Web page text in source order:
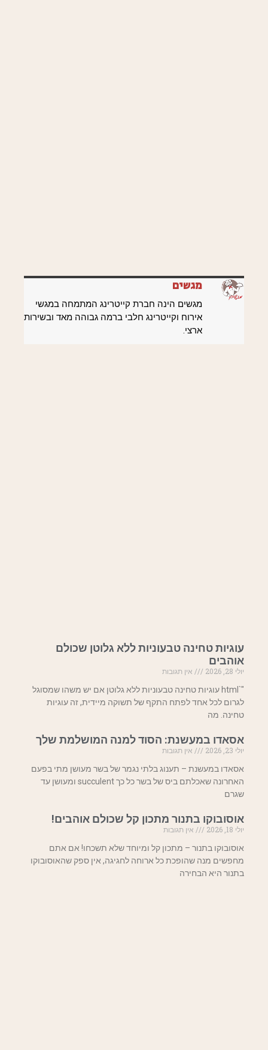
מגשים
מגשים הינה חברת קייטרינג המתמחה במגשי
אירוח וקייטרינג חלבי ברמה גבוהה מאד ובשירות
ארצי.
עוגיות טחינה טבעוניות ללא גלוטן שכולם
אוהבים
יולי 28, 2026
אין תגובות
"`html עוגיות טחינה טבעוניות ללא גלוטן אם יש משהו שמסוגל
לגרום לכל אחד לפתח התקף של תשוקה מיידית, זה עוגיות
טחינה. מה
אסאדו במעשנת: הסוד למנה המושלמת שלך
יולי 23, 2026
אין תגובות
אסאדו במעשנת – תענוג בלתי נגמר של בשר מעושן מתי בפעם
האחרונה שאכלתם ביס של בשר כל כך succulent ומעושן עד
שגרם
אוסובוקו בתנור מתכון קל שכולם אוהבים!
יולי 18, 2026
אין תגובות
אוסובוקו בתנור – מתכון קל ומיוחד שלא תשכחו! אם אתם
מחפשים מנה שהופכת כל ארוחה לחגיגה, אין ספק שהאוסובוקו
בתנור היא הבחירה